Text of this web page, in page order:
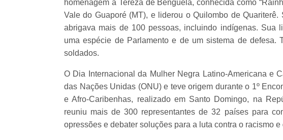
homenagem à Tereza de Benguela, conhecida como
Vale do Guaporé (MT), e liderou o Quilombo de
abrigava mais de 100 pessoas, incluindo indígenas. Sua
uma espécie de Parlamento e de um sistema de defesa.
soldados.
O Dia Internacional da Mulher Negra Latino-Americana e
das Nações Unidas (ONU) e teve origem durante o 1º
e Afro-Caribenhas, realizado em Santo Domingo, na
reuniu mais de 300 representantes de 32 países para
opressões e debater soluções para a luta contra o racismo e